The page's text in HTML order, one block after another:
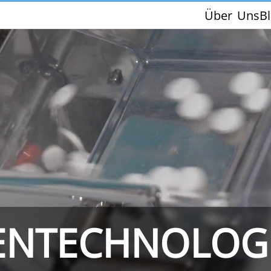
Über Uns
PH210-FFV THS/PH21ET
PH21N-FFV THS/PH21N-